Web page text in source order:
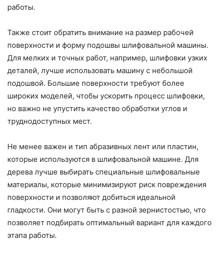
работы.
Также стоит обратить внимание на размер рабочей
поверхности и форму подошвы шлифовальной машины.
Для мелких и точных работ, например, шлифовки узких
деталей, лучше использовать машину с небольшой
подошвой. Большие поверхности требуют более
широких моделей, чтобы ускорить процесс шлифовки,
но важно не упустить качество обработки углов и
труднодоступных мест.
Не менее важен и тип абразивных лент или пластин,
которые используются в шлифовальной машине. Для
дерева лучше выбирать специальные шлифовальные
материалы, которые минимизируют риск повреждения
поверхности и позволяют добиться идеальной
гладкости. Они могут быть с разной зернистостью, что
позволяет подбирать оптимальный вариант для каждого
этапа работы.